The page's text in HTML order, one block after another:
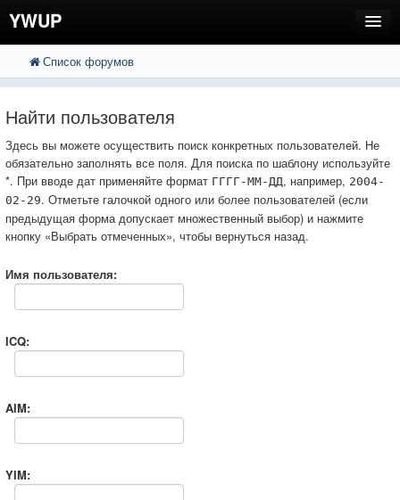
YWUP
FAQ
Вход
Список форумов
Найти пользователя
Здесь вы можете осуществить поиск конкретных пользователей. Не
обязательно заполнять все поля. Для поиска по шаблону используйте
*. При вводе дат применяйте формат ГГГГ-ММ-ДД, например, 2004-
02-29. Отметьте галочкой одного или более пользователей (если
предыдущая форма допускает множественный выбор) и нажмите
кнопку «Выбрать отмеченных», чтобы вернуться назад.
Имя пользователя:
ICQ:
AIM:
YIM: